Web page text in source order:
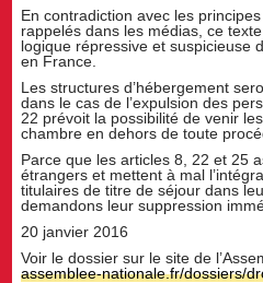
En contradiction avec les
rappelés dans les médias, ce
logique répressive et suspicieuse
en France.
Les structures d’hébergement
dans le cas de l’expulsion des
22 prévoit la possibilité de venir
chambre en dehors de toute
Parce que les articles 8, 22 et 25
étrangers et mettent à mal
titulaires de titre de séjour dans
demandons leur suppression
20 janvier 2016
Voir le dossier sur le site de
assemblee-nationale.fr/dossiers/